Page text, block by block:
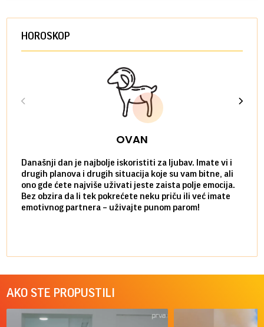
HOROSKOP
OVAN
Današnji dan je najbolje iskoristiti za ljubav. Imate vi i
drugih planova i drugih situacija koje su vam bitne, ali
ono gde ćete najviše uživati jeste zaista polje emocija.
Bez obzira da li tek pokrećete neku priču ili već imate
emotivnog partnera – uživajte punom parom!
AKO STE PROPUSTILI